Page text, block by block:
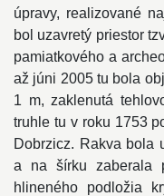
úpravy, realizované
bol uzavretý priestor
pamiatkového a
až júni 2005 tu bola
1 m, zaklenutá
truhle tu v roku 1753
Dobrzicz. Rakva bola
a na šírku zaberala
hlineného podložia